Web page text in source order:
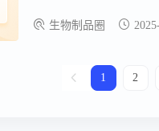
生物制品圈
1 2